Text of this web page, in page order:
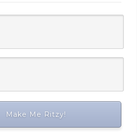
de comenzar cualquier
Make Me Ritzy!